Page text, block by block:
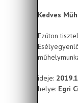
Kedves
Ezúton
ideje:
helye: Egri